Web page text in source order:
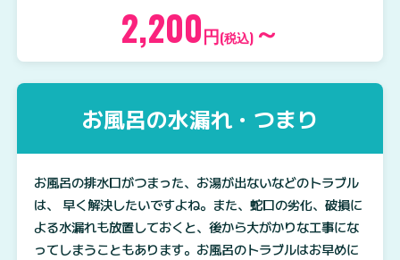
2,200円(税込) ～
お風呂の水漏れ・つまり
お風呂の排水口がつまった、お湯が出ないなどのトラブル
は、 早く解決したいですよね。また、蛇口の劣化、破損に
よる水漏れも放置しておくと、後から大がかりな工事にな
ってしまうこともあります。お風呂のトラブルはお早めに